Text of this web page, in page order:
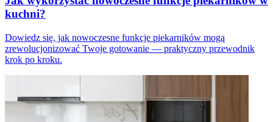
kuchni?
Dowiedz się, jak nowoczesne funkcje piekarników mogą
zrewolucjonizować Twoje gotowanie — praktyczny przewodnik
krok po kroku.